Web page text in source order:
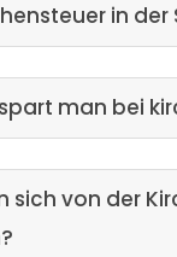
in der
man bei
sich von der